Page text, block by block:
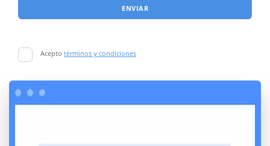
ENVIAR
Acepto términos y condiciones